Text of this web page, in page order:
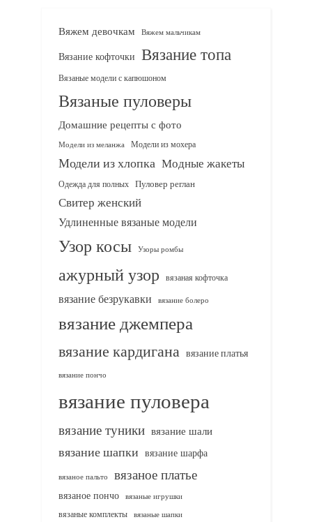
Вяжем девочкам Вяжем мальчикам
Вязание кофточки Вязание топа
Вязаные модели с капюшоном
Вязаные пуловеры
Домашние рецепты с фото
Модели из меланжа Модели из мохера
Модели из хлопка Модные жакеты
Одежда для полных Пуловер реглан
Свитер женский
Удлиненные вязаные модели
Узор косы Узоры ромбы
ажурный узор вязаная кофточка
вязание безрукавки вязание болеро
вязание джемпера
вязание кардигана вязание платья
вязание пончо
вязание пуловера
вязание туники вязание шали
вязание шапки вязание шарфа
вязаное пальто вязаное платье
вязаное пончо вязаные игрушки
вязаные комплекты
вязаные шапки